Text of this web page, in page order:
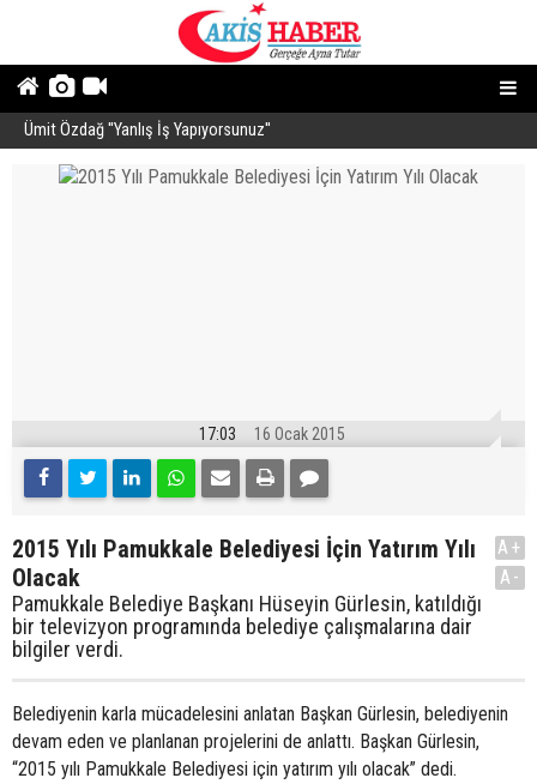
Ümit Özdağ ''Yanlış İş Yapıyorsunuz''
17:03 16 Ocak 2015
2015 Yılı Pamukkale Belediyesi İçin Yatırım Yılı
Olacak
Pamukkale Belediye Başkanı Hüseyin Gürlesin, katıldığı
bir televizyon programında belediye çalışmalarına dair
bilgiler verdi.
A+
A-
Belediyenin karla mücadelesini anlatan Başkan Gürlesin, belediyenin
devam eden ve planlanan projelerini de anlattı. Başkan Gürlesin,
“2015 yılı Pamukkale Belediyesi için yatırım yılı olacak” dedi.